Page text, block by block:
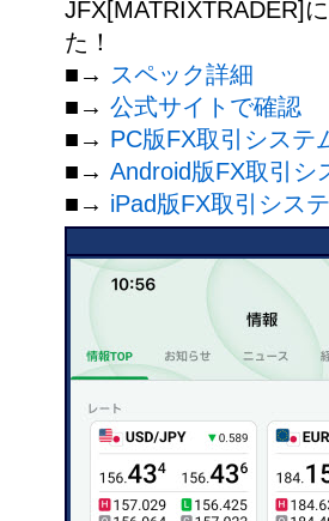
JFX[MATRIXTRADER]
た！
■→ スペック詳細
■→ 公式サイトで確認
■→ PC版FX取引システ
■→ Android版FX取引シ
■→ iPad版FX取引シス